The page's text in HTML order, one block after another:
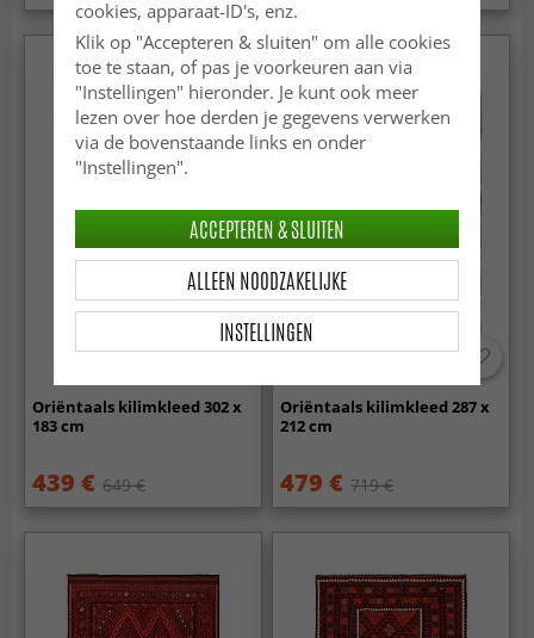
Oriëntaals kilimkleed 302 x
183 cm
439 € 649 €
Oriëntaals kilimkleed 287 x
212 cm
479 € 719 €
cookies, apparaat-ID's, enz.
Klik op "Accepteren & sluiten" om alle cookies
toe te staan, of pas je voorkeuren aan via
"Instellingen" hieronder. Je kunt ook meer
lezen over hoe derden je gegevens verwerken
via de bovenstaande links en onder
"Instellingen".
INSTELLINGEN
ALLEEN NOODZAKELIJKE
ACCEPTEREN & SLUITEN